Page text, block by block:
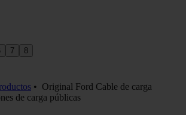
7 8
• Original Ford Cable de carga
de carga públicas